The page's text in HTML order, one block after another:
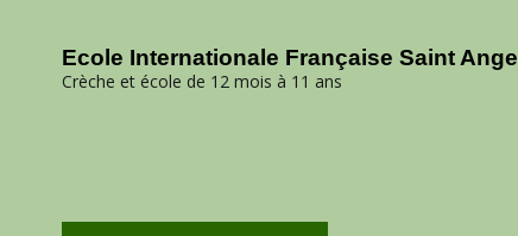
Ecole Internationale Française Saint Ange
Crèche et école de 12 mois à 11 ans